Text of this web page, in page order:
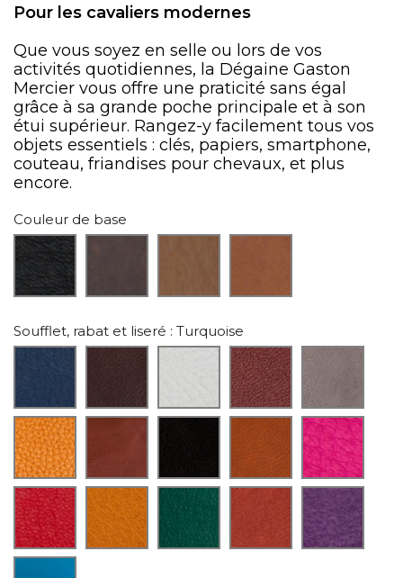
Pour les cavaliers modernes
Que vous soyez en selle ou lors de vos
activités quotidiennes, la Dégaine Gaston
Mercier vous offre une praticité sans égal
grâce à sa grande poche principale et à son
étui supérieur. Rangez-y facilement tous vos
objets essentiels : clés, papiers, smartphone,
couteau, friandises pour chevaux, et plus
encore.
Couleur de base
Soufflet, rabat et liseré : Turquoise